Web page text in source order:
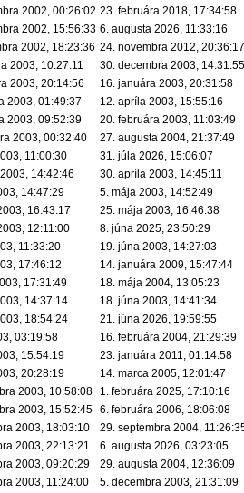
2002, 00:26:02 23. februára 2018, 17:34:58
2002, 15:56:33 6. augusta 2026, 11:33:16
2002, 18:23:36 24. novembra 2012, 20:36:17
2003, 10:27:11
30. decembra 2003, 14:31:55
2003, 20:14:56
16. januára 2003, 20:31:58
2003, 01:49:37
12. apríla 2003, 15:55:16
2003, 09:52:39
20. februára 2003, 11:03:49
2003, 00:32:40
27. augusta 2004, 21:37:49
11:00:30
31. júla 2026, 15:06:07
14:42:46
30. apríla 2003, 14:45:11
14:47:29
5. mája 2003, 14:52:49
16:43:17
25. mája 2003, 16:46:38
12:11:00
8. júna 2025, 23:50:29
11:33:20
19. júna 2003, 14:27:03
17:46:12
14. januára 2009, 15:47:44
17:31:49
18. mája 2004, 13:05:23
14:37:14
18. júna 2003, 14:41:34
18:54:24
21. júna 2026, 19:59:55
03:19:58
16. februára 2004, 21:29:39
15:54:19
23. januára 2011, 01:14:58
20:28:19
14. marca 2005, 12:01:47
2003, 10:58:08
1. februára 2025, 17:10:16
2003, 15:52:45 6. februára 2006, 18:06:08
2003, 18:03:10
29. septembra 2004,
2003, 22:13:21
6. augusta 2026, 03:23:05
2003, 09:20:29
29. augusta 2004, 12:36:09
2003, 11:24:00
5. decembra 2003, 21:31:09